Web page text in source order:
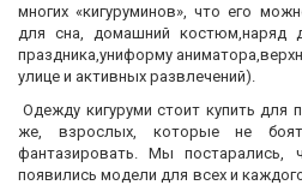
многих «кигуруминов», что его
для сна, домашний костюм,наряд
праздника,униформу
улице и активных развлечений).
Одежду кигуруми стоит купить для
же, взрослых, которые не
фантазировать. Мы постарались,
появились модели для всех и